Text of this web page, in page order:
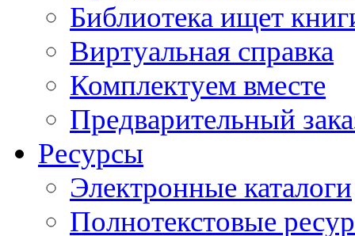
Библиотека ищет
Виртуальная справка
Комплектуем вместе
Предварительный
Ресурсы
Электронные каталоги
Полнотекстовые